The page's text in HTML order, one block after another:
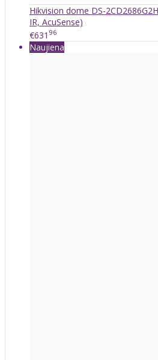
Hikvision dome DS-
IR, AcuSense)
€631 96
Naujiena